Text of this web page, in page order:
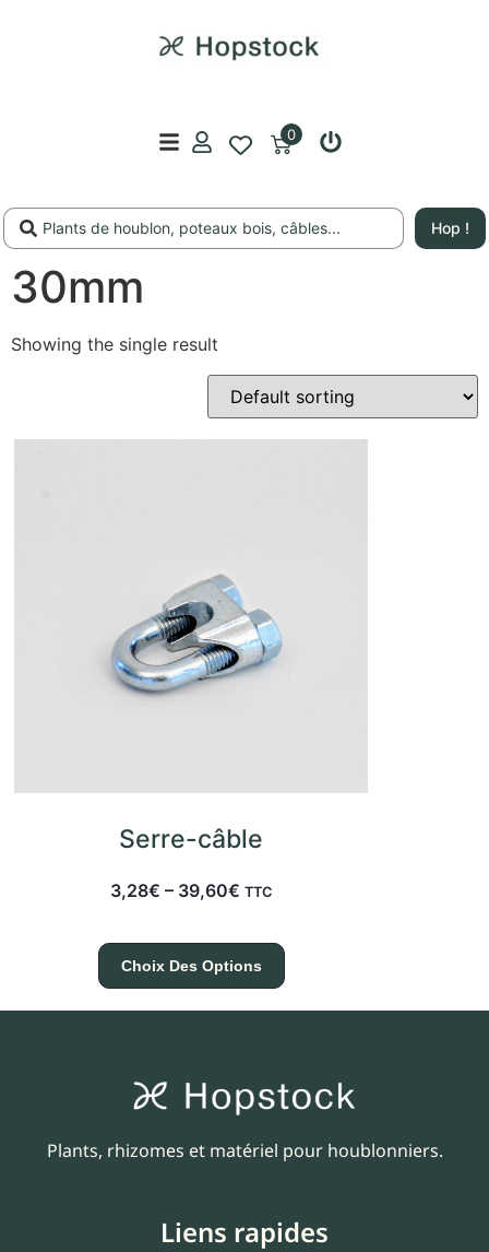
0
Hop !
30mm
Showing the single result
Serre-câble
3,28€ – 39,60€ TTC
Choix Des Options
Plants, rhizomes et matériel pour houblonniers.
Liens rapides